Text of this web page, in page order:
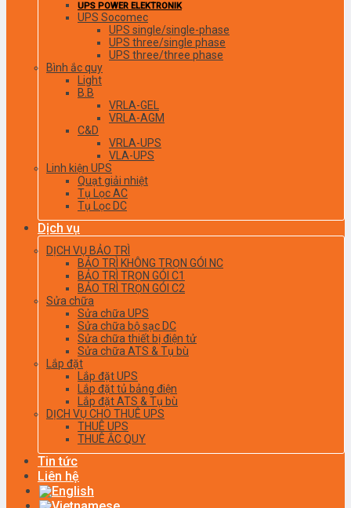
UPS POWER ELEKTRONIK
UPS Socomec
UPS single/single-phase
UPS three/single phase
UPS three/three phase
Bình ắc quy
Light
B.B
VRLA-GEL
VRLA-AGM
C&D
VRLA-UPS
VLA-UPS
Linh kiện UPS
Quạt giải nhiệt
Tụ Lọc AC
Tụ Lọc DC
Dịch vụ
DỊCH VỤ BẢO TRÌ
BẢO TRÌ KHÔNG TRỌN GÓI NC
BẢO TRÌ TRỌN GÓI C1
BẢO TRÌ TRỌN GÓI C2
Sửa chữa
Sửa chữa UPS
Sửa chữa bộ sạc DC
Sửa chữa thiết bị điện tử
Sửa chữa ATS & Tụ bù
Lắp đặt
Lắp đặt UPS
Lắp đặt tủ bảng điện
Lắp đặt ATS & Tụ bù
DỊCH VỤ CHO THUÊ UPS
THUÊ UPS
THUÊ ẮC QUY
Tin tức
Liên hệ